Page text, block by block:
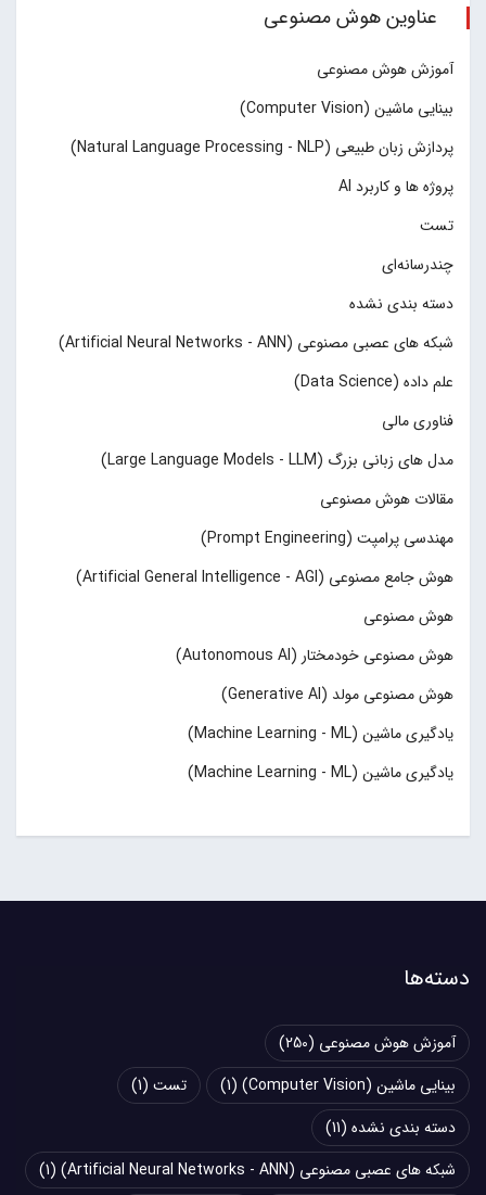
عناوین هوش مصنوعی
آموزش هوش مصنوعی
بینایی ماشین (Computer Vision)
پردازش زبان طبیعی (Natural Language Processing - NLP)
پروژه ها و کاربرد AI
تست
چند‌‌رسانه‌ای
دسته بندی نشده
شبکه های عصبی مصنوعی (Artificial Neural Networks - ANN)
علم داده (Data Science)
فناوری مالی
مدل های زبانی بزرگ (Large Language Models - LLM)
مقالات هوش مصنوعی
مهندسی پرامپت (Prompt Engineering)
هوش جامع مصنوعی (Artificial General Intelligence - AGI)
هوش مصنوعی
هوش مصنوعی خودمختار (Autonomous AI)
هوش مصنوعی مولد (Generative AI)
یادگیری ماشین (Machine Learning - ML)
یادگیری ماشین (Machine Learning - ML)
دسته‌ها
آموزش هوش مصنوعی (250)
بینایی ماشین (Computer Vision)
(1) تست (1)
دسته بندی نشده (11)
شبکه های عصبی مصنوعی (Artificial Neural Networks - ANN)
(1)